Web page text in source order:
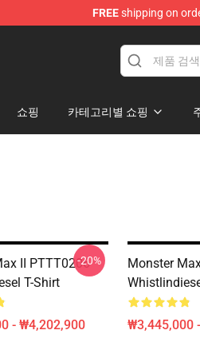
FREEshipping on
쇼핑 카테고리별 쇼핑
II PTTT0206
T-Shirt
- ₩4,202,900
-20%
Monster
₩3,445,000